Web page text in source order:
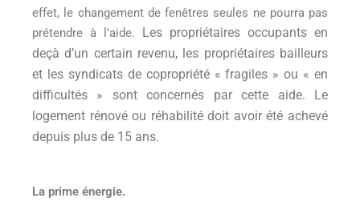
effet, le changement de fenêtres seules ne pourra pas
prétendre à l’aide. Les propriétaires occupants en
deçà d’un certain revenu, les propriétaires bailleurs
et les syndicats de copropriété « fragiles » ou « en
difficultés » sont concernés par cette aide. Le
logement rénové ou réhabilité doit avoir été achevé
depuis plus de 15 ans.
La prime énergie.